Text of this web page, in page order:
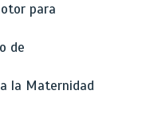
para
de
la Maternidad